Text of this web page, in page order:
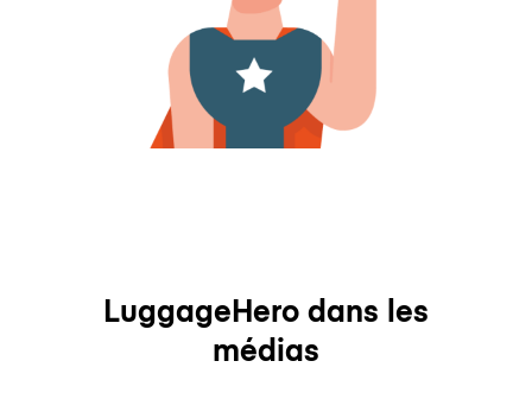
LuggageHero dans les
médias